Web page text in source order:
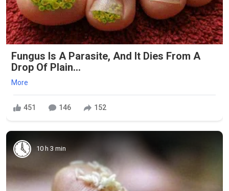
Fungus Is A Parasite, And It Dies From A
Drop Of Plain...
More
451 146 152
10 h 3 min